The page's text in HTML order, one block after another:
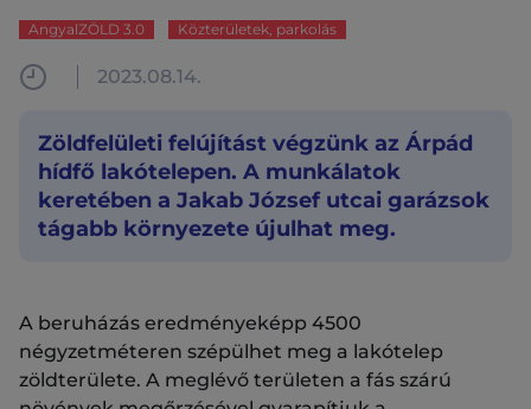
AngyalZÖLD 3.0 Közterületek, parkolás
2023.08.14.
Zöldfelületi felújítást végzünk az Árpád
hídfő lakótelepen. A munkálatok
keretében a Jakab József utcai garázsok
tágabb környezete újulhat meg.
A beruházás eredményeképp 4500
négyzetméteren szépülhet meg a lakótelep
zöldterülete. A meglévő területen a fás szárú